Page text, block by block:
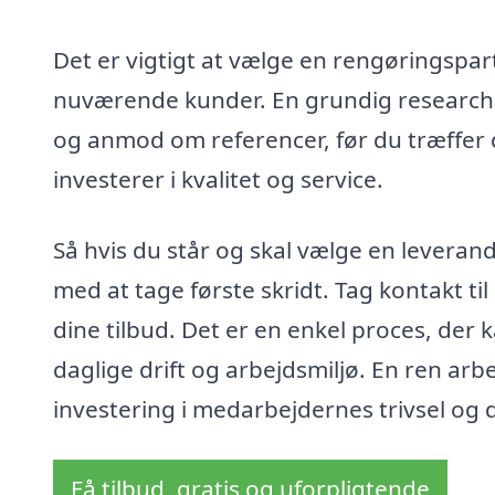
Det er vigtigt at vælge en
nuværende kunder. En grundig
og anmod om referencer, før du træffer
investerer i kvalitet og service.
Så hvis du står og skal vælge en
med at tage første skridt. Tag kontakt
dine tilbud. Det er en enkel proces, der
daglige drift og arbejdsmiljø. En ren
investering i medarbejdernes trivsel
Få tilbud, gratis og uforpligtende